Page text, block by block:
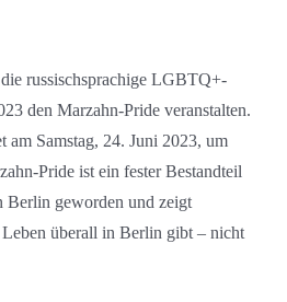
russischsprachige LGBTQ+-
den Marzahn-Pride veranstalten.
am Samstag, 24. Juni 2023, um
Pride ist ein fester Bestandteil
Berlin geworden und zeigt
Leben überall in Berlin gibt – nicht